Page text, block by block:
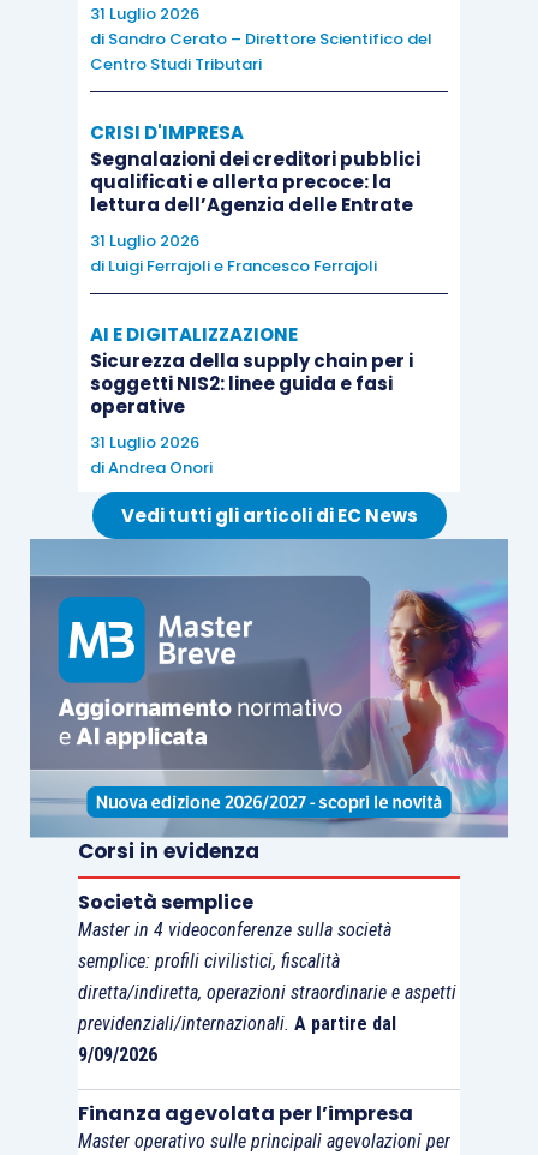
dichiarazione di tal genere
l’elargizione, non viene
parte dei verificatori.
Né le generiche lamentele suiversamenti
rinvenuti sui conti trovano il conforto dei giudici
di legittimità, senon adeguatamente giustificati
– da parte del contribuente, per
proprio anno fiscale.
31 Luglio 2026
di Sandro Cerato – Direttore Scientifico del
Centro Studi Tributari
CRISI D'IMPRESA
Segnalazioni dei creditori pubblici
qualificati e allerta precoce: la
lettura dell’Agenzia delle Entrate
31 Luglio 2026
di Luigi Ferrajolie Francesco Ferrajoli
AI E DIGITALIZZAZIONE
Sicurezza della supply chain per i
soggetti NIS2: linee guida e fasi
operative
31 Luglio 2026
diAndrea Onori
Vedi tutti gli articoli di EC News
Corsi in evidenza
Società semplice
Master in 4 videoconferenze sulla società
semplice: profili civilistici, fiscalità
diretta/indiretta, operazioni straordinarie e aspetti
previdenziali/internazionali. A partire dal
9/09/2026
Finanza agevolata per l’impresa
Master operativo sulle principali agevolazioni per